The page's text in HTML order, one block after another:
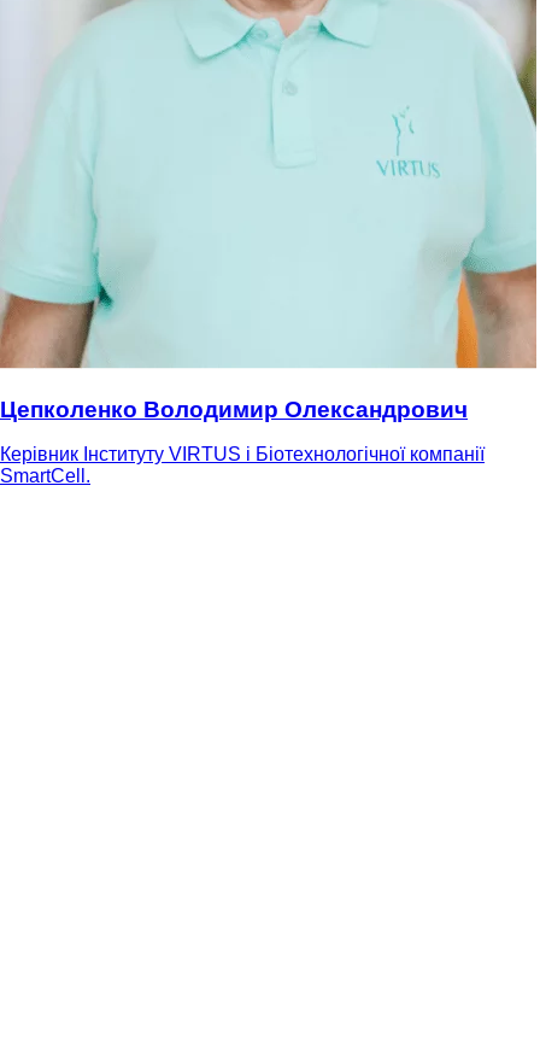
Цепколенко Володимир Олександрович
Керівник Інституту VIRTUS і Біотехнологічної компанії
SmartCell.